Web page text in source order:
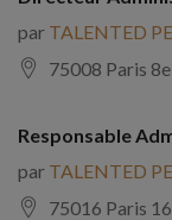
par TALENTED
75008 Paris
Responsable
par TALENTED
75016 Paris